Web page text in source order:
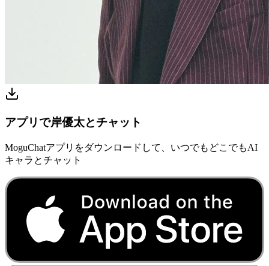
アプリで岸優太とチャット
MoguChatアプリをダウンロードして、いつでもどこでもAI
キャラとチャット